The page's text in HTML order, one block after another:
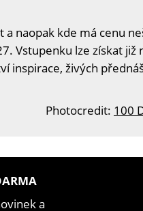
naopak kde má cenu
Vstupenku lze získat již
inspirace, živých
Photocredit: 100
a